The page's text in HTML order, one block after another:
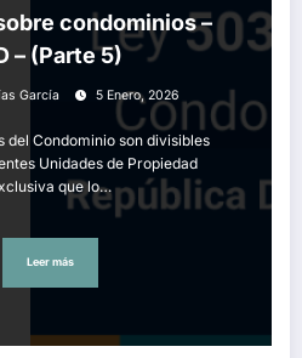
condominios –
– (Parte 5)
García 5 Enero, 2026
del Condominio son divisibles
Unidades de Propiedad
que lo…
Leer más